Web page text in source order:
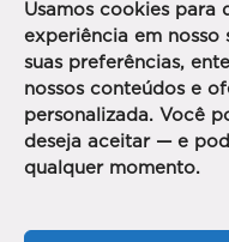
Usamos cookies para
experiência em nosso
suas preferências,
nossos conteúdos e
personalizada. Você
deseja aceitar — e
qualquer momento.
« 1 2
10 ... »